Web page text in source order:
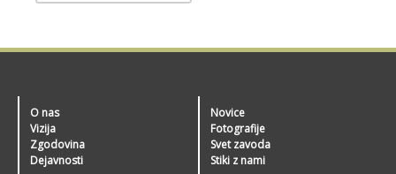
O nas
Vizija
Zgodovina
Dejavnosti
Novice
Fotografije
Svet zavoda
Stiki z nami